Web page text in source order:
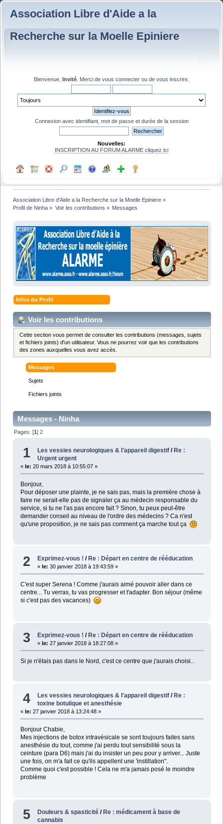
Association Libre d'Aide a la
Recherche sur la Moelle Epiniere
Bienvenue, Invité . Merci de vous connecter ou de vous inscrire
Connexion avec identifiant, mot de passe et durée de la session
Nouvelles:
INSCRIPTION AU FORUM ALARME cliquez ici
Association Libre d'Aide a la Recherche sur la Moelle Epiniere »
Profil de Ninha » Voir les contributions » Messages
Infos du Profil
Voir les contributions
Cette section vous permet de consulter les contributions (messages, sujets
et fichiers joints) d'un utilisateur. Vous ne pourrez voir que les contributions
des zones auxquelles vous avez accès.
Messages
Sujets
Fichiers joints
Messages - Ninha
Pages: [1]2
1 Les vessies neurologiques & l'appareil digestif /Re :
Urgent urgent
« le: 20 mars 2018 à 10:55:07 »
Bonjour,
Pour déposer une plainte, je ne sais pas, mais la première chose à
faire ne serait-elle pas de signaler ça au médecin responsable du
service, si tu ne l'as pas encore fait ? Sinon, tu peux peut-être
demander conseil au niveau de l'ordre des médecins ? Ca n'est
qu'une proposition, je ne sais pas comment ça marche tout ça
2 Exprimez-vous ! / Re : Départ en centre de rééducation
« le: 30 janvier 2018 à 19:43:59 »
C'est super Serena ! Comme j'aurais aimé pouvoir aller dans ce
centre... Tu verras, tu vas progresser et t'adapter. Bon séjour (même
si c'est pas des vacances)
3 Exprimez-vous ! /Re : Départ en centre de rééducation
«le: 27 janvier 2018 à 18:27:08 »
Si je n'étais pas dans le Nord, c'est ce centre que j'aurais choisi...
4 Les vessies neurologiques & l'appareil digestif / Re :
toxine botulique et anesthésie
« le: 27 janvier 2018 à 13:24:48 »
Bonjour Chabie,
Mes injections de botox intravésicale se sont toujours faites sans
anesthésie du tout, comme j'ai perdu tout sensibilité sous la
ceinture (para D6) mais j'ai du insister un peu pour y arriver... Juste
une fois, on m'a fait ce qu'ils appellent une 'instillation".
Comme quoi c'est possible ! Cela ne m'a jamais posé le moindre
problème
5 Douleurs & spasticité /Re : médicament à base de
cannabis